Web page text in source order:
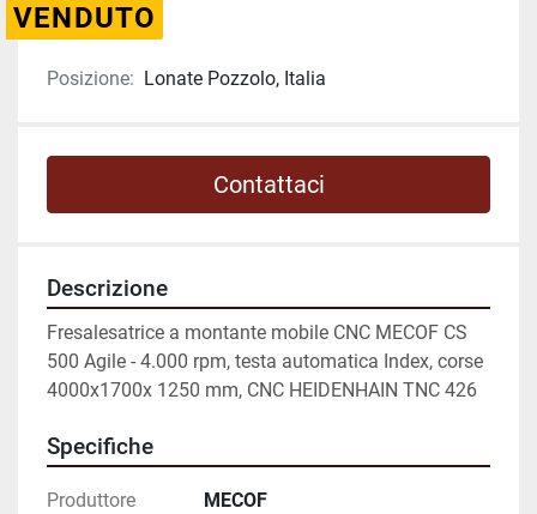
VENDUTO
Posizione: Lonate Pozzolo, Italia
Contattaci
Descrizione
Fresalesatrice a montante mobile CNC MECOF CS
500 Agile - 4.000 rpm, testa automatica Index, corse
4000x1700x 1250 mm, CNC HEIDENHAIN TNC 426
Specifiche
Produttore MECOF